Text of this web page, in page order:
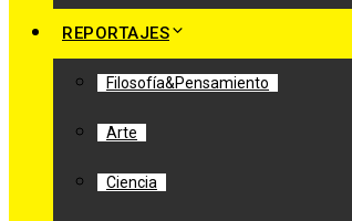
REPORTAJES
Filosofía&Pensamiento
Arte
Ciencia